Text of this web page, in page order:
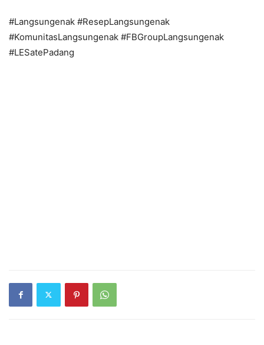
#Langsungenak #ResepLangsungenak
#KomunitasLangsungenak #FBGroupLangsungenak
#LESatePadang